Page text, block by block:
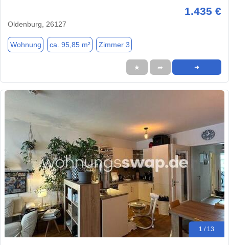
1.435 €
Oldenburg, 26127
Wohnung ca. 95,85 m² Zimmer 3
★ ➦ ➜
1 / 13